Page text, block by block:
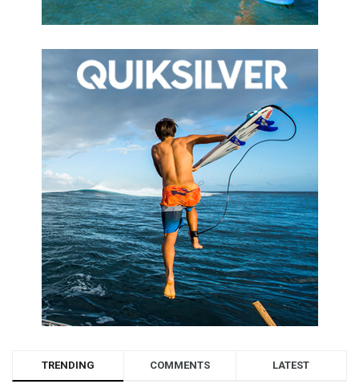
TRENDING COMMENTS LATEST